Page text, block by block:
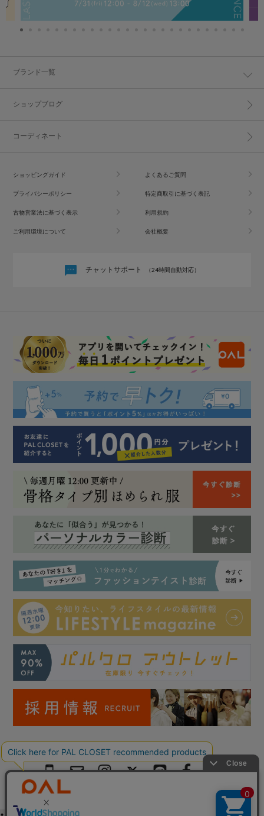
ブランド一覧
ショップブログ
コーディネート
ショッピングガイド よくあるご質問
プライバシーポリシー 特定商取引に基づく表記
古物営業法に基づく表示 利用規約
ご利用環境について 会社概要
チャットサポート （24時間自動対応）